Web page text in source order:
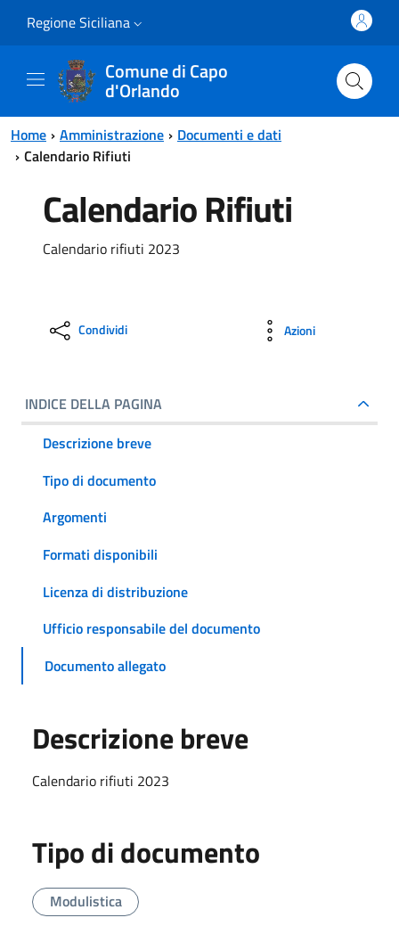
Regione Siciliana
Comune di Capo
d'Orlando
Home Amministrazione
Documenti e dati
Calendario Rifiuti
Calendario Rifiuti
Calendario rifiuti 2023
Condividi Azioni
INDICE DELLA PAGINA
Descrizione breve
Tipo di documento
Argomenti
Formati disponibili
Licenza di distribuzione
Ufficio responsabile del documento
Documento allegato
Descrizione breve
Calendario rifiuti 2023
Tipo di documento
Modulistica